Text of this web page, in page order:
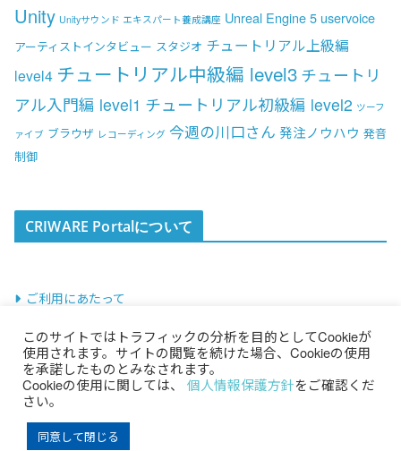
Unity Unityサウンド エキスパート養成講座 Unreal Engine 5 uservoice
アーティストインタビュー スタジオ チュートリアル上級編
level4 チュートリアル中級編 level3 チュートリ
アル入門編 level1 チュートリアル初級編 level2 ツーフ
ァイブ ブラウザ レコーディング 今週の川口さん 発注ノウハウ 発音
制御
CRIWARE Portalについて
ご利用にあたって
Copyright © 2026 CRIWARE Portal All Rights Reserved.
このサイトではトラフィックの分析を目的としてCookieが
使用されます。サイトの閲覧を続けた場合、Cookieの使用
を承諾したものとみなされます。
Cookieの使用に関しては、 個人情報保護方針をご確認くだ
さい。
同意して閉じる